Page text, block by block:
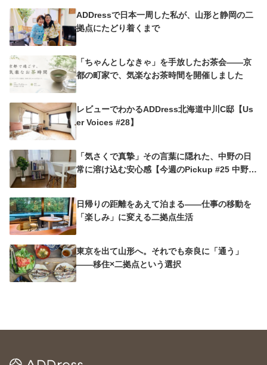
ADDressで日本一周した私が、山形と静岡の二
拠点にたどり着くまで
「ちゃんとしなきゃ」を手放したお茶会——京
都の町家で、気楽なお茶時間を開催しました
レビューでわかるADDress北海道中川C邸【Us
er Voices #28】
「気さくで真摯」その言葉に隠れた、中野の日
常に溶け込む安心感【今週のPickup #25 中野沼
日帰りの距離をあえて泊まる——仕事の移動を
「楽しみ」に変える二拠点生活
東京を出て山形へ。それでも奈良に「通う」
——移住×二拠点という選択